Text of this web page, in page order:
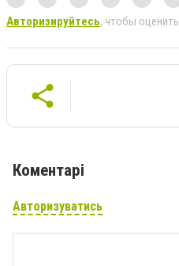
Авторизируйтесь, чтобы оценить
Коментарі
Авторизуватись